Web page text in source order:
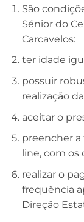
São
Sénior do
Carcavelos:
ter idade
possuir
realização
aceitar o
preencher a
line, com os
realizar o
frequência
Direção